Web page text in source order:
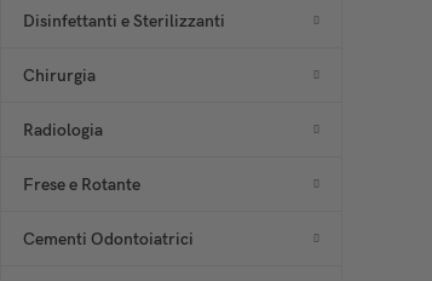
Disinfettanti e Sterilizzanti
Chirurgia
Radiologia
Frese e Rotante
Cementi Odontoiatrici